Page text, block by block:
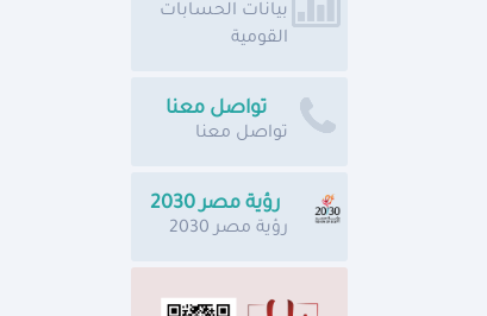
بيانات الحسابات
القومية
تواصل معنا
تواصل معنا
رؤية مصر 2030
رؤية مصر 2030